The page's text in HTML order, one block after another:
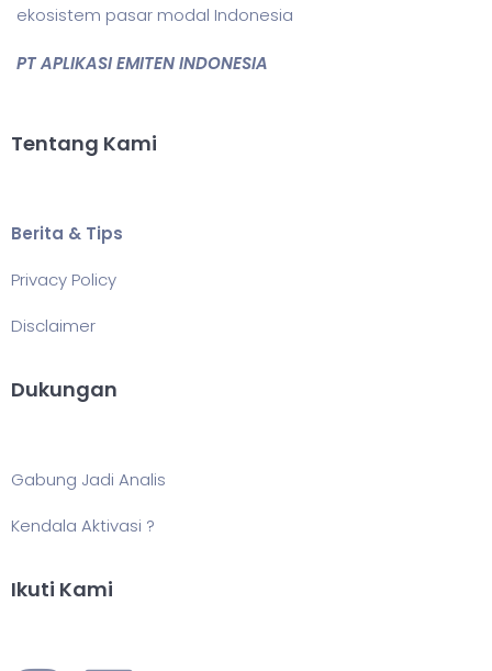
ekosistem pasar modal Indonesia
PT APLIKASI EMITEN INDONESIA
Tentang Kami
Berita & Tips
Privacy Policy
Disclaimer
Dukungan
Gabung Jadi Analis
Kendala Aktivasi ?
Ikuti Kami